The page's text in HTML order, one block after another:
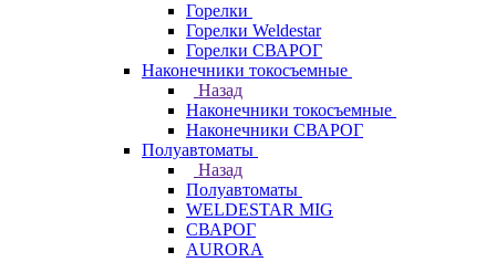
Горелки
Горелки Weldestar
Горелки СВАРОГ
Наконечники токосъемные
Назад
Наконечники токосъемные
Наконечники СВАРОГ
Полуавтоматы
Назад
Полуавтоматы
WELDESTAR MIG
СВАРОГ
AURORA